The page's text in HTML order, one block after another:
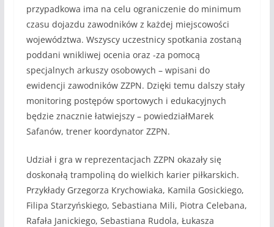
przypadkowa ima na celu ograniczenie do minimum
czasu dojazdu zawodników z każdej miejscowości
województwa. Wszyscy uczestnicy spotkania zostaną
poddani wnikliwej ocenia oraz -za pomocą
specjalnych arkuszy osobowych – wpisani do
ewidencji zawodników ZZPN. Dzięki temu dalszy stały
monitoring postępów sportowych i edukacyjnych
będzie znacznie łatwiejszy – powiedziałMarek
Safanów, trener koordynator ZZPN.
Udział i gra w reprezentacjach ZZPN okazały się
doskonałą trampoliną do wielkich karier piłkarskich.
Przykłady Grzegorza Krychowiaka, Kamila Gosickiego,
Filipa Starzyńskiego, Sebastiana Mili, Piotra Celebana,
Rafała Janickiego, Sebastiana Rudola, Łukasza